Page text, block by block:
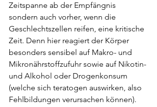
Zeitspanne ab der Empfängnis
sondern auch vorher, wenn die
Geschlechtszellen reifen, eine kritische
Zeit. Denn hier reagiert der Körper
besonders sensibel auf Makro- und
Mikronährstoffzufuhr sowie auf Nikotin-
und Alkohol oder Drogenkonsum
(welche sich teratogen auswirken, also
Fehlbildungen verursachen können).